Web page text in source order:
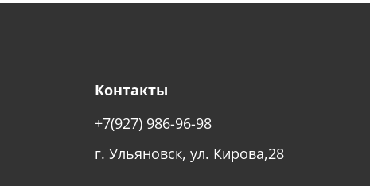
Контакты
+7(927) 986-96-98
г. Ульяновск, ул. Кирова,28